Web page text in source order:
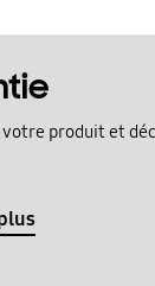
produit et